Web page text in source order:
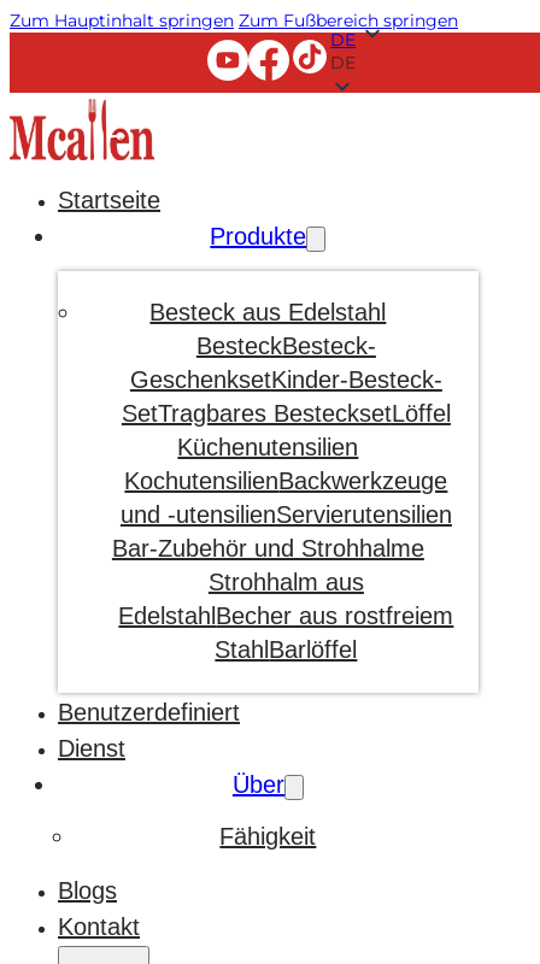
Zum Hauptinhalt springen Zum Fußbereich springen
DE
DE
Startseite
Produkte
Besteck aus Edelstahl
BesteckBesteck-
GeschenksetKinder-Besteck-
SetTragbares BestecksetLöffel
Küchenutensilien
KochutensilienBackwerkzeuge
und -utensilienServierutensilien
Bar-Zubehör und Strohhalme
Strohhalm aus
Edelstahl Becher aus rostfreiem
Stahl Barlöffel
Benutzerdefiniert
Dienst
Über
Fähigkeit
Blogs
Kontakt